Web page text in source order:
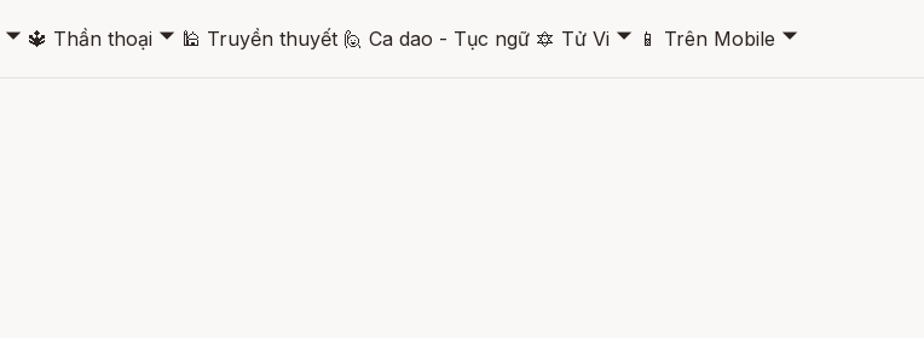
🞃 🔱 Thần thoại 🞃 🕌 Truyền thuyết 🙋 Ca dao - Tục ngữ 🔯 Tử Vi 🞃 📱 Trên Mobile 🞃